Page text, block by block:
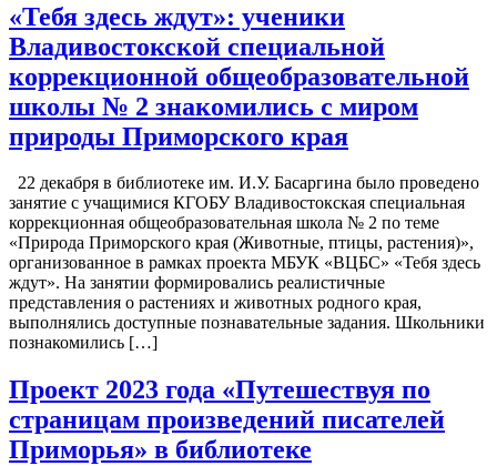
«Тебя здесь ждут»: ученики
Владивостокской специальной
коррекционной общеобразовательной
школы № 2 знакомились с миром
природы Приморского края
22 декабря в библиотеке им. И.У. Басаргина было проведено
занятие с учащимися КГОБУ Владивостокская специальная
коррекционная общеобразовательная школа № 2 по теме
«Природа Приморского края (Животные, птицы, растения)»,
организованное в рамках проекта МБУК «ВЦБС» «Тебя здесь
ждут». На занятии формировались реалистичные
представления о растениях и животных родного края,
выполнялись доступные познавательные задания. Школьники
познакомились […]
Проект 2023 года «Путешествуя по
страницам произведений писателей
Приморья» в библиотеке